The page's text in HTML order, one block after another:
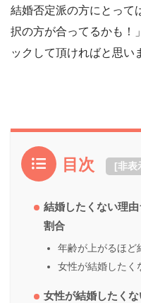
結婚否定派の方にとって
択の方が合ってるかも！
ックして頂ければと思い
目次 [非表
結婚したくない理
割合
年齢が上がるほど
女性が結婚したく
女性が結婚したくな